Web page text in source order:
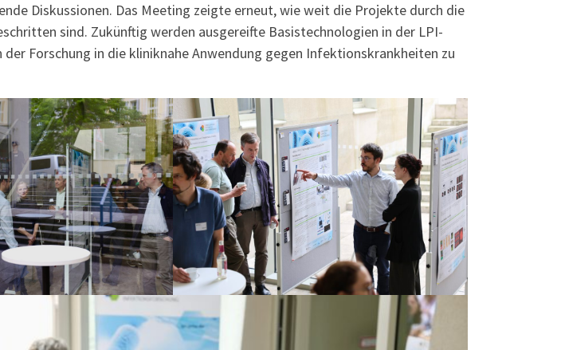
Diskussionen. Das Meeting zeigte erneut, wie weit die Projekte durch die
sind. Zukünftig werden ausgereifte Basistechnologien in der LPI-
Forschung in die kliniknahe Anwendung gegen Infektionskrankheiten zu